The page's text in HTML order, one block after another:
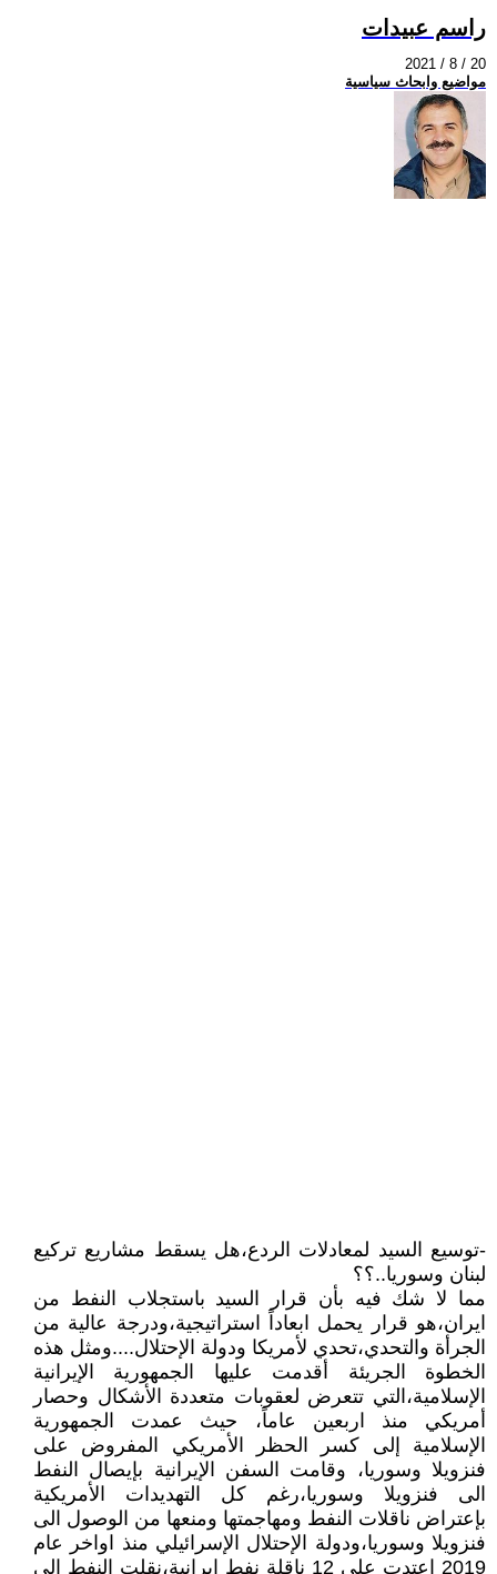
راسم عبيدات
2021 / 8 / 20
مواضيع وابحاث سياسية
-توسيع السيد لمعادلات الردع،هل يسقط مشاريع تركيع
لبنان وسوريا..؟؟
مما لا شك فيه بأن قرار السيد باستجلاب النفط من
ايران،هو قرار يحمل ابعاداً استراتيجية،ودرجة عالية من
الجرأة والتحدي،تحدي لأمريكا ودولة الإحتلال....ومثل هذه
الخطوة الجريئة أقدمت عليها الجمهورية الإيرانية
الإسلامية،التي تتعرض لعقوبات متعددة الأشكال وحصار
أمريكي منذ اربعين عاماً، حيث عمدت الجمهورية
الإسلامية إلى كسر الحظر الأمريكي المفروض على
فنزويلا وسوريا، وقامت السفن الإيرانية بإيصال النفط
الى فنزويلا وسوريا،رغم كل التهديدات الأمريكية
بإعتراض ناقلات النفط ومهاجمتها ومنعها من الوصول الى
فنزويلا وسوريا،ودولة الإحتلال الإسرائيلي منذ اواخر عام
2019 اعتدت على 12 ناقلة نفط ايرانية،نقلت النفط الى